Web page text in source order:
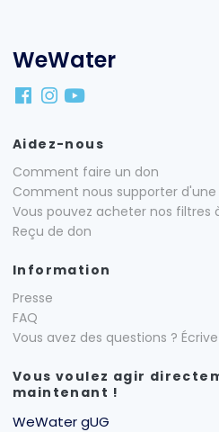
WeWater
Aidez-nous
Comment faire un don
Comment nous supporter
Vous pouvez acheter nos filtres
Reçu de don
Information
Presse
FAQ
Vous avez des questions ?
Vous voulez agir
maintenant !
WeWater gUG